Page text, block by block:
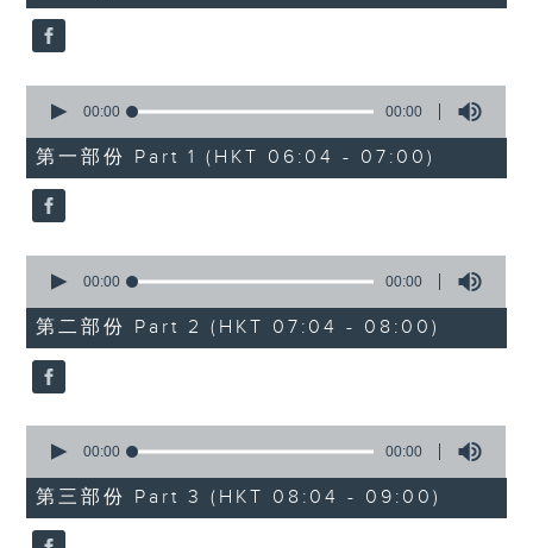
seconds
0
seconds
00:00 00:00
第一部份 Part 1 (HKT 06:04 - 07:00)
seconds
0
seconds
00:00 00:00
第二部份 Part 2 (HKT 07:04 - 08:00)
seconds
0
seconds
00:00 00:00
第三部份 Part 3 (HKT 08:04 - 09:00)